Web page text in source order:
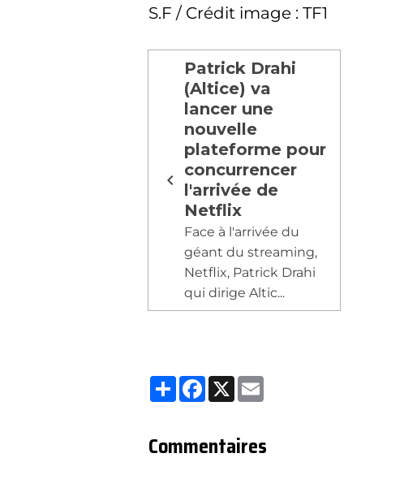
S.F / Crédit image : TF1
Patrick Drahi
(Altice) va
lancer une
nouvelle
plateforme pour
concurrencer
l'arrivée de
Netflix
Face à l'arrivée du
géant du streaming,
Netflix, Patrick Drahi
qui dirige Altic...
Partager
Facebook
X
Commentaires